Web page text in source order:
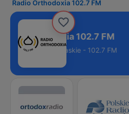
Radio Orthodoxia 102.7 FM
Orthodoxia 102.7 FM
Województwo podlaskie - 102.7 FM